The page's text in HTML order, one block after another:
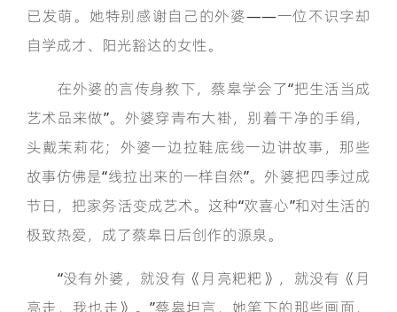
已发萌。她特别感谢自己的外婆——一位不识字却
自学成才、阳光豁达的女性。
在外婆的言传身教下，蔡皋学会了“把生活当成
艺术品来做”。外婆穿青布大褂，别着干净的手绢，
头戴茉莉花；外婆一边拉鞋底线一边讲故事，那些
故事仿佛是“线拉出来的一样自然”。外婆把四季过成
节日，把家务活变成艺术。这种“欢喜心”和对生活的
极致热爱，成了蔡皋日后创作的源泉。
“没有外婆，就没有《月亮粑粑》，就没有《月
亮走，我也走》。”蔡皋坦言，她笔下的那些画面，